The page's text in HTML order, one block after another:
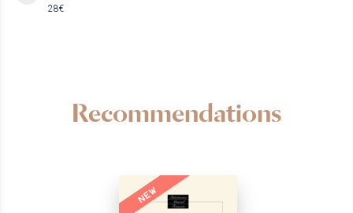
28€
Recommendations
NEW